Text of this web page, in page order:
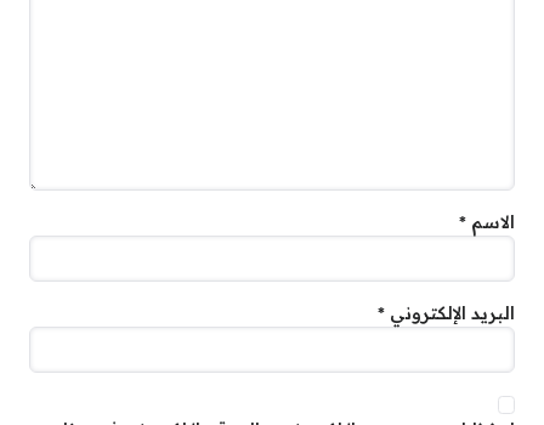
الاسم *
البريد الإلكتروني *